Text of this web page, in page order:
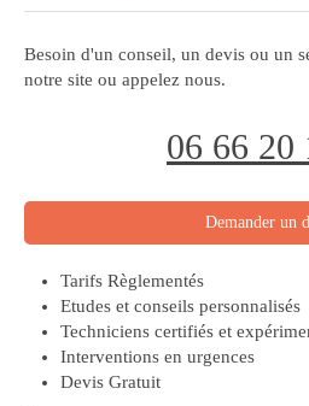
Besoin d'un conseil, un devis ou un
notre site ou appelez nous.
06 66 20
Demander un
Tarifs Règlementés
Etudes et conseils personnalisés
Techniciens certifiés et
Interventions en urgences
Devis Gratuit